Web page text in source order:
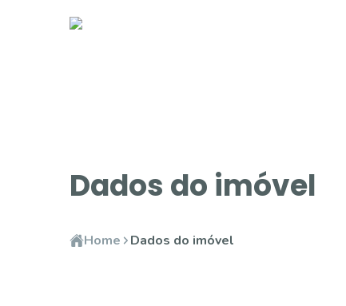
Dados do imóvel
Home Dados do imóvel